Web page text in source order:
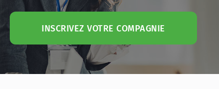
INSCRIVEZ VOTRE COMPAGNIE